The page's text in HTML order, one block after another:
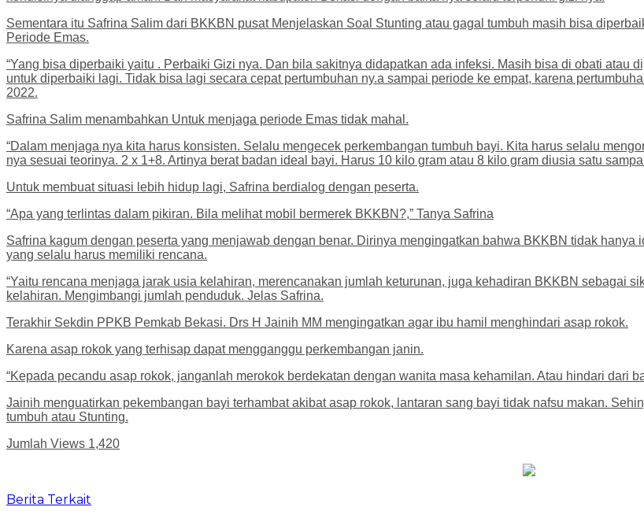
Sementara itu Safrina Salim dari BKKBN pusat Menjelaskan Soal Stunting atau gagal tumbuh masih bisa
Periode Emas.
“Yang bisa diperbaiki yaitu . Perbaiki Gizi nya. Dan bila sakitnya didapatkan ada infeksi. Masih bisa di obati atau
untuk diperbaiki lagi. Tidak bisa lagi secara cepat pertumbuhan ny.a sampai periode ke empat, karena
2022.
Safrina Salim menambahkan Untuk menjaga periode Emas tidak mahal.
“Dalam menjaga nya kita harus konsisten. Selalu mengecek perkembangan tumbuh bayi. Kita harus selalu
nya sesuai teorinya. 2 x 1+8. Artinya berat badan ideal bayi. Harus 10 kilo gram atau 8 kilo gram diusia satu
Untuk membuat situasi lebih hidup lagi, Safrina berdialog dengan peserta.
“Apa yang terlintas dalam pikiran. Bila melihat mobil bermerek BKKBN?,” Tanya Safrina
Safrina kagum dengan peserta yang menjawab dengan benar. Dirinya mengingatkan bahwa BKKBN tidak
yang selalu harus memiliki rencana.
“Yaitu rencana menjaga jarak usia kelahiran, merencanakan jumlah keturunan, juga kehadiran BKKBN sebagai
kelahiran. Mengimbangi jumlah penduduk. Jelas Safrina.
Terakhir Sekdin PPKB Pemkab Bekasi. Drs H Jainih MM mengingatkan agar ibu hamil menghindari asap rokok.
Karena asap rokok yang terhisap dapat mengganggu perkembangan janin.
“Kepada pecandu asap rokok, janganlah merokok berdekatan dengan wanita masa kehamilan. Atau hindari dari
Jainih menguatirkan pekembangan bayi terhambat akibat asap rokok, lantaran sang bayi tidak nafsu makan.
tumbuh atau Stunting.
Jumlah Views 1,420
Berita Terkait